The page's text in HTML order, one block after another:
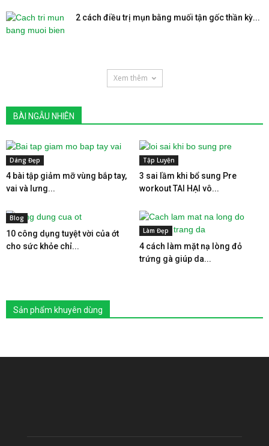
2 cách điều trị mụn bằng muối tận gốc thần kỳ...
Xem thêm
BÀI NGẪU NHIÊN
Dáng Đẹp
4 bài tập giảm mỡ vùng bắp tay,
vai và lưng...
Tập Luyện
3 sai lầm khi bổ sung Pre
workout TAI HẠI vô...
Blog
10 công dụng tuyệt vời của ớt
cho sức khỏe chỉ...
Làm Đẹp
4 cách làm mặt nạ lòng đỏ
trứng gà giúp da...
Sản phẩm khuyên dùng